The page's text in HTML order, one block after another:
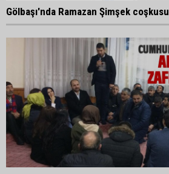
Gölbaşı'nda Ramazan Şimşek coşkusu